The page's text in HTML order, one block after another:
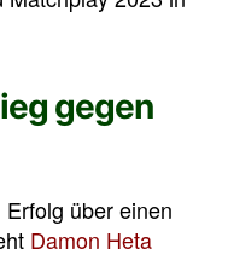
gegen
über einen
Damon Heta